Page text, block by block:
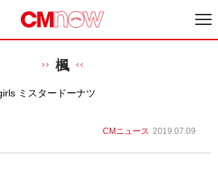
楓
ミスタードーナツ
CMニュース 2019.07.09